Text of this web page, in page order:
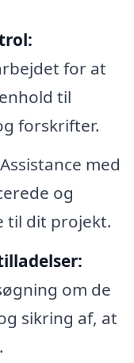
for at
til
forskrifter.
Assistance med
og
til dit projekt.
om de
sikring af, at